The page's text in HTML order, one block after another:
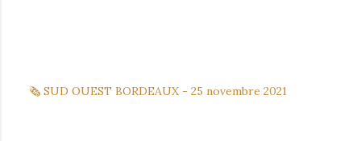
🗞 SUD OUEST BORDEAUX - 25 novembre 2021